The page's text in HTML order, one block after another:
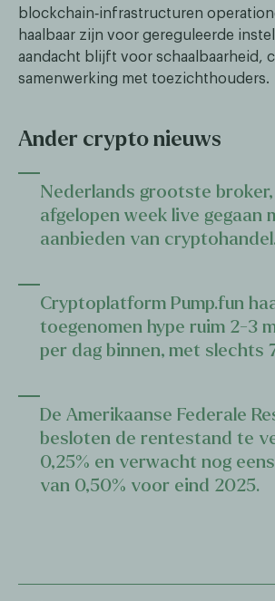
blockchain‑infrastructuren
haalbaar zijn voor gereguleerde
aandacht blijft voor schaalbaarheid,
samenwerking met toezichthouders.
Ander crypto nieuws
Nederlands grootste broker,
afgelopen week live gegaan
aanbieden van
Cryptoplatform Pump.fun
toegenomen hype ruim 2-3
per dag binnen, met slechts
De Amerikaanse Federale
besloten de rentestand te
0,25% en verwacht nog
van 0,50% voor eind 2025.